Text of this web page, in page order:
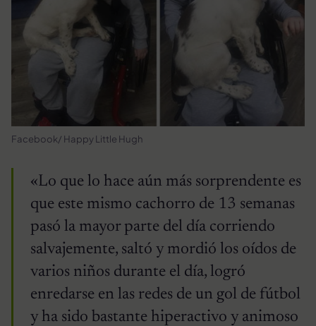
Facebook/ Happy Little Hugh
«Lo que lo hace aún más sorprendente es
que este mismo cachorro de 13 semanas
pasó la mayor parte del día corriendo
salvajemente, saltó y mordió los oídos de
varios niños durante el día, logró
enredarse en las redes de un gol de fútbol
y ha sido bastante hiperactivo y animoso